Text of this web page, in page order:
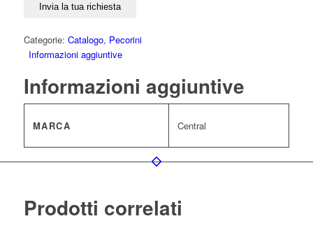
Categorie: Catalogo, Pecorini
Informazioni aggiuntive
Informazioni aggiuntive
MARCA Central
Prodotti correlati